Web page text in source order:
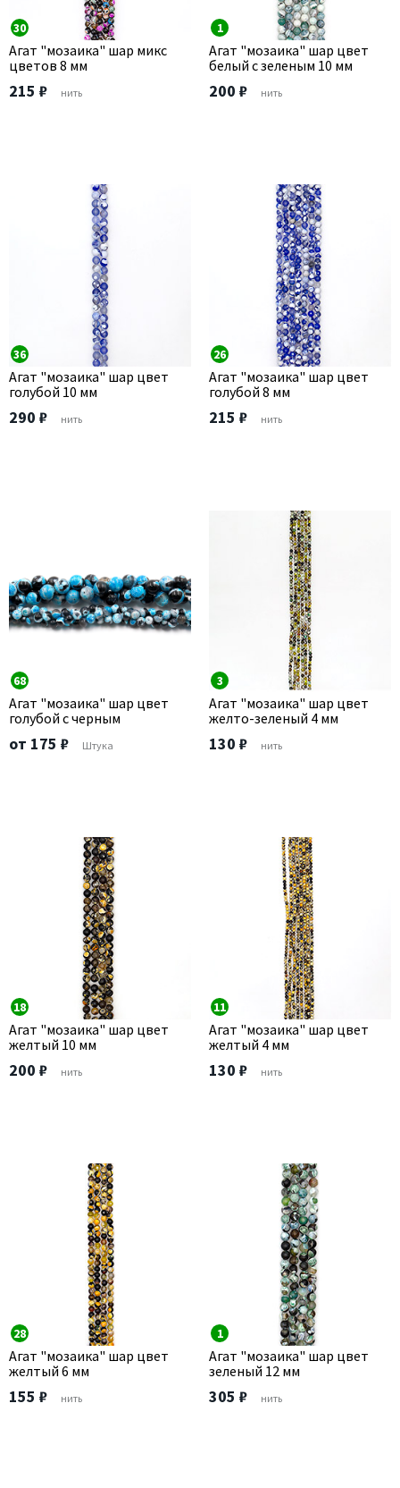
30
Агат "мозаика" шар микс
цветов 8 мм
215 ₽ нить
1
Агат "мозаика" шар цвет
белый с зеленым 10 мм
200 ₽ нить
36
Агат "мозаика" шар цвет
голубой 10 мм
290 ₽ нить
26
Агат "мозаика" шар цвет
голубой 8 мм
215 ₽ нить
68
Агат "мозаика" шар цвет
голубой с черным
от 175 ₽ Штука
3
Агат "мозаика" шар цвет
желто-зеленый 4 мм
130 ₽ нить
18
Агат "мозаика" шар цвет
желтый 10 мм
200 ₽ нить
11
Агат "мозаика" шар цвет
желтый 4 мм
130 ₽ нить
28
Агат "мозаика" шар цвет
желтый 6 мм
155 ₽ нить
1
Агат "мозаика" шар цвет
зеленый 12 мм
305 ₽ нить